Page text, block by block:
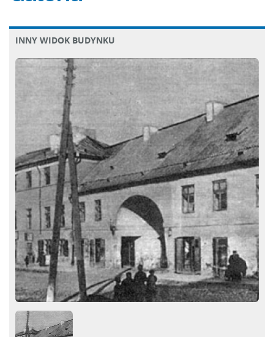
INNY WIDOK BUDYNKU